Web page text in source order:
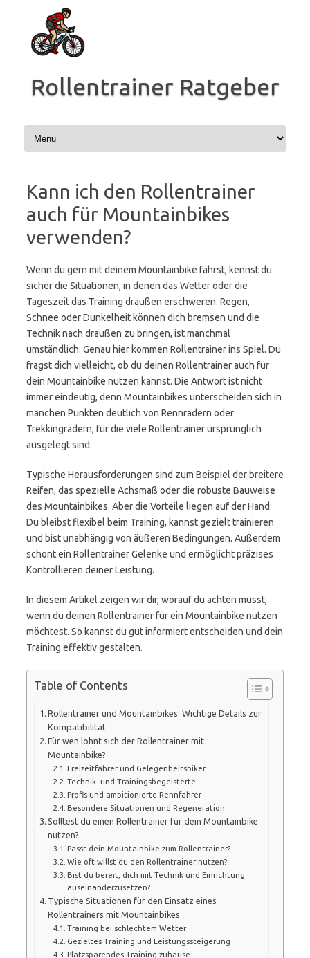
springen
Rollentrainer Ratgeber
Kann ich den Rollentrainer
auch für Mountainbikes
verwenden?
Wenn du gern mit deinem Mountainbike fährst, kennst du
sicher die Situationen, in denen das Wetter oder die
Tageszeit das Training draußen erschweren. Regen,
Schnee oder Dunkelheit können dich bremsen und die
Technik nach draußen zu bringen, ist manchmal
umständlich. Genau hier kommen Rollentrainer ins Spiel. Du
fragst dich vielleicht, ob du deinen Rollentrainer auch für
dein Mountainbike nutzen kannst. Die Antwort ist nicht
immer eindeutig, denn Mountainbikes unterscheiden sich in
manchen Punkten deutlich von Rennrädern oder
Trekkingrädern, für die viele Rollentrainer ursprünglich
ausgelegt sind.
Typische Herausforderungen sind zum Beispiel der breitere
Reifen, das spezielle Achsmaß oder die robuste Bauweise
des Mountainbikes. Aber die Vorteile liegen auf der Hand:
Du bleibst flexibel beim Training, kannst gezielt trainieren
und bist unabhängig von äußeren Bedingungen. Außerdem
schont ein Rollentrainer Gelenke und ermöglicht präzises
Kontrollieren deiner Leistung.
In diesem Artikel zeigen wir dir, worauf du achten musst,
wenn du deinen Rollentrainer für ein Mountainbike nutzen
möchtest. So kannst du gut informiert entscheiden und dein
Training effektiv gestalten.
Table of Contents
Rollentrainer und Mountainbikes: Wichtige Details zur
Kompatibilität
Für wen lohnt sich der Rollentrainer mit
Mountainbike?
Freizeitfahrer und Gelegenheitsbiker
Technik- und Trainingsbegeisterte
Profis und ambitionierte Rennfahrer
Besondere Situationen und Regeneration
Solltest du einen Rollentrainer für dein Mountainbike
nutzen?
Passt dein Mountainbike zum Rollentrainer?
Wie oft willst du den Rollentrainer nutzen?
Bist du bereit, dich mit Technik und Einrichtung
auseinanderzusetzen?
Typische Situationen für den Einsatz eines
Rollentrainers mit Mountainbikes
Training bei schlechtem Wetter
Gezieltes Training und Leistungssteigerung
Platzsparendes Training zuhause